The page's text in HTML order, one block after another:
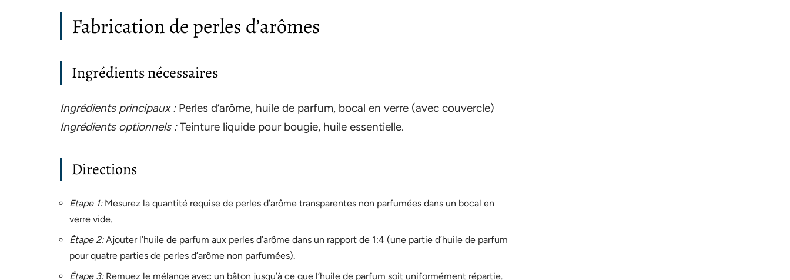
Fabrication de perles d’arômes
Ingrédients nécessaires
Ingrédients principaux :Perles d’arôme, huile de parfum, bocal en verre (avec couvercle)
Ingrédients optionnels :Teinture liquide pour bougie, huile essentielle.
Directions
Etape 1:Mesurez la quantité requise de perles d’arôme transparentes non parfumées dans un bocal en
verre vide.
Étape 2:Ajouter l’huile de parfum aux perles d’arôme dans un rapport de 1:4 (une partie d’huile de parfum
pour quatre parties de perles d’arôme non parfumées).
Étape 3:Remuez le mélange avec un bâton jusqu’à ce que l’huile de parfum soit uniformément répartie.